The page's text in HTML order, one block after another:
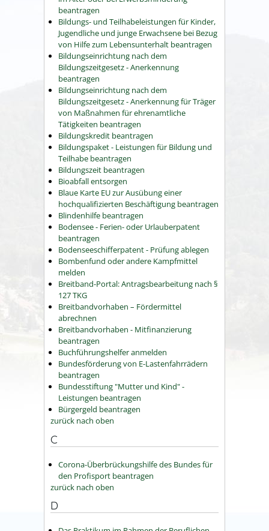
beantragen
Bildungs- und Teilhabeleistungen für Kinder,
Jugendliche und junge Erwachsene bei Bezug
von Hilfe zum Lebensunterhalt beantragen
Bildungseinrichtung nach dem
Bildungszeitgesetz - Anerkennung
beantragen
Bildungseinrichtung nach dem
Bildungszeitgesetz - Anerkennung für Träger
von Maßnahmen für ehrenamtliche
Tätigkeiten beantragen
Bildungskredit beantragen
Bildungspaket - Leistungen für Bildung und
Teilhabe beantragen
Bildungszeit beantragen
Bioabfall entsorgen
Blaue Karte EU zur Ausübung einer
hochqualifizierten Beschäftigung beantragen
Blindenhilfe beantragen
Bodensee - Ferien- oder Urlauberpatent
beantragen
Bodenseeschifferpatent - Prüfung ablegen
Bombenfund oder andere Kampfmittel
melden
Breitband-Portal: Antragsbearbeitung nach §
127 TKG
Breitbandvorhaben – Fördermittel
abrechnen
Breitbandvorhaben - Mitfinanzierung
beantragen
Buchführungshelfer anmelden
Bundesförderung von E-Lastenfahrrädern
beantragen
Bundesstiftung "Mutter und Kind" -
Leistungen beantragen
Bürgergeld beantragen
zurück nach oben
C
Corona-Überbrückungshilfe des Bundes für
den Profisport beantragen
zurück nach oben
D